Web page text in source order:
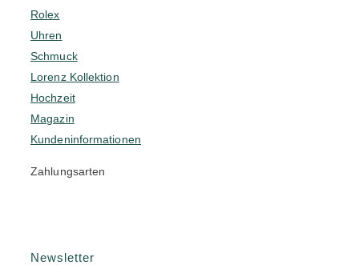
Rolex
Uhren
Schmuck
Lorenz Kollektion
Hochzeit
Magazin
Kundeninformationen
Zahlungsarten
Newsletter